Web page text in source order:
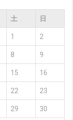
土 日
1 2
8 9
15 16
22 23
29 30